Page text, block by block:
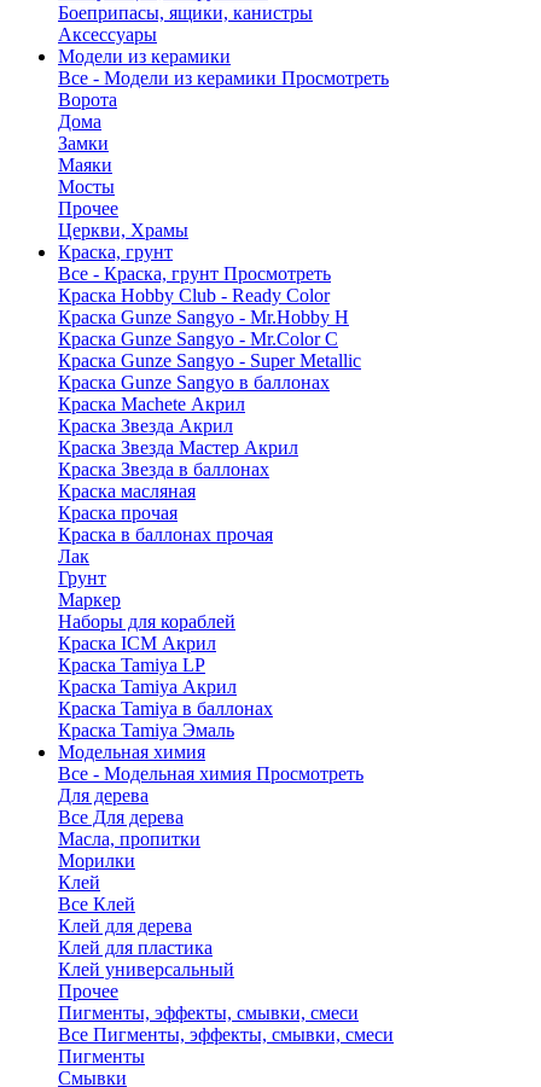
Боеприпасы, ящики, канистры
Аксессуары
Модели из керамики
Все - Модели из керамики Просмотреть
Ворота
Дома
Замки
Маяки
Мосты
Прочее
Церкви, Храмы
Краска, грунт
Все - Краска, грунт Просмотреть
Краска Hobby Club - Ready Color
Краска Gunze Sangyo - Mr.Hobby H
Краска Gunze Sangyo - Mr.Color C
Краска Gunze Sangyo - Super Metallic
Краска Gunze Sangyo в баллонах
Краска Machete Акрил
Краска Звезда Акрил
Краска Звезда Мастер Акрил
Краска Звезда в баллонах
Краска масляная
Краска прочая
Краска в баллонах прочая
Лак
Грунт
Маркер
Наборы для кораблей
Краска ICM Акрил
Краска Tamiya LP
Краска Tamiya Акрил
Краска Tamiya в баллонах
Краска Tamiya Эмаль
Модельная химия
Все - Модельная химия Просмотреть
Для дерева
Все Для дерева
Масла, пропитки
Морилки
Клей
Все Клей
Клей для дерева
Клей для пластика
Клей универсальный
Прочее
Пигменты, эффекты, смывки, смеси
Все Пигменты, эффекты, смывки, смеси
Пигменты
Смывки